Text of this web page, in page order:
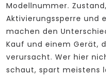
Modellnummer.
Aktivierungssperre und
machen den
Kauf und einem Gerät,
verursacht. Wer hier
schaut, spart meistens